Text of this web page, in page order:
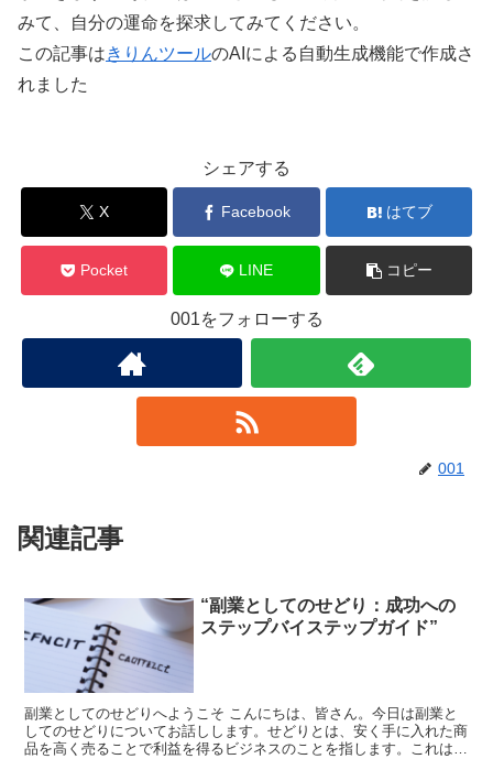
みて、自分の運命を探求してみてください。
この記事はきりんツールのAIによる自動生成機能で作成さ
れました
シェアする
X Facebook はてブ
Pocket LINE コピー
001をフォローする
001
関連記事
“副業としてのせどり：成功への
ステップバイステップガイド”
副業としてのせどりへようこそ こんにちは、皆さん。今日は副業と
してのせどりについてお話しします。せどりとは、安く手に入れた商
品を高く売ることで利益を得るビジネスのことを指します。これは、